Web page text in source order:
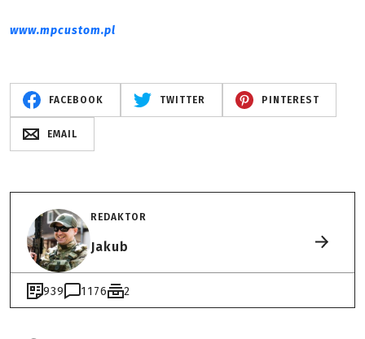
www.mpcustom.pl
FACEBOOK TWITTER PINTEREST
EMAIL
REDAKTOR
Jakub
939 1176 2